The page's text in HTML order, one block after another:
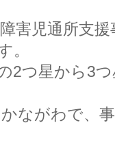
害児通所支
。
2つ星から3
ながわで、